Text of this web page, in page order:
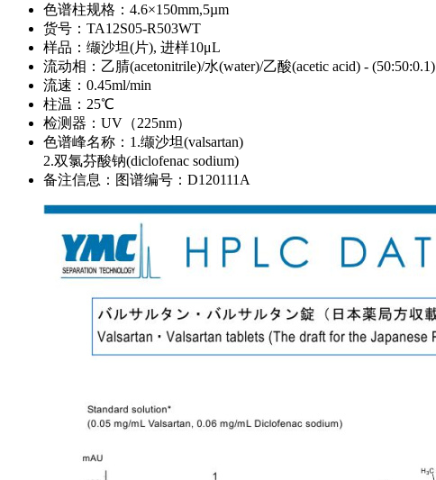
色谱柱规格： 4.6×150mm,5µm
货号： TA12S05-R503WT
样品： 缬沙坦(片), 进样10μL
流动相： 乙腈(acetonitrile)/水(water)/乙酸(acetic acid) - (50:50:0.1)
流速： 0.45ml/min
柱温： 25℃
检测器： UV（225nm）
色谱峰名称： 1.缬沙坦(valsartan)
2.双氯芬酸钠(diclofenac sodium)
备注信息： 图谱编号：D120111A